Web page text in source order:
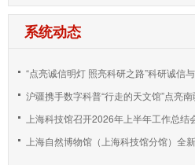
系统动态
“点亮诚信明灯 照亮科研之路”科研诚信
沪疆携手数字科普“行走的天文馆”点亮
上海科技馆召开2026年上半年工作总结
上海自然博物馆（上海科技馆分馆）全